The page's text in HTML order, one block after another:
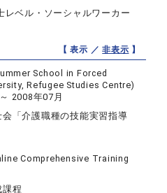
レベル・ソーシャルワーカー
【 表示 ／非表示 】
School in Forced
Refugee Studies Centre)
2008年07月
会「介護職種の技能実習指導
Comprehensive Training
課程